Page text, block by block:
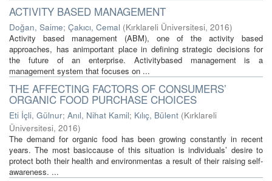
ACTIVITY BASED MANAGEMENT
Doğan, Saime; Çakıcı, Cemal (Kırklareli Üniversitesi, 2016)
Activity based management (ABM), one of the activity based
approaches, has animportant place in defining strategic decisions for
the future of an enterprise. Activitybased management is a
management system that focuses on ...
THE AFFECTING FACTORS OF CONSUMERS’
ORGANIC FOOD PURCHASE CHOICES
Eti İçli, Gülnur; Anıl, Nihat Kamil; Kılıç, Bülent (Kırklareli
Üniversitesi, 2016)
The demand for organic food has been growing constantly in recent
years. The most basiccause of this situation is individuals’ desire to
protect both their health and environmentas a result of their raising self-
awareness. ...